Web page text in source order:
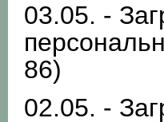
03.05. -
86)
02.05. -